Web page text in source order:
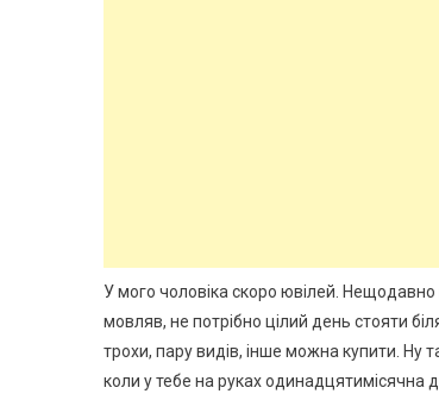
У мого чоловіка скоро ювілей.
мовляв, не потрібно цілий день стояти
трохи, пару видів, інше можна купити. Ну
коли у тебе на руках одинадцятимісячна